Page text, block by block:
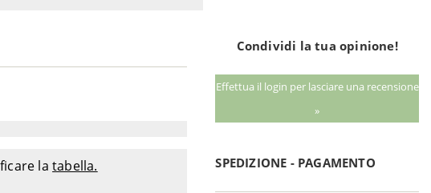
latabella.
Condividi la tua opinione!
Effettua il login per lasciare una recensione
»
SPEDIZIONE - PAGAMENTO